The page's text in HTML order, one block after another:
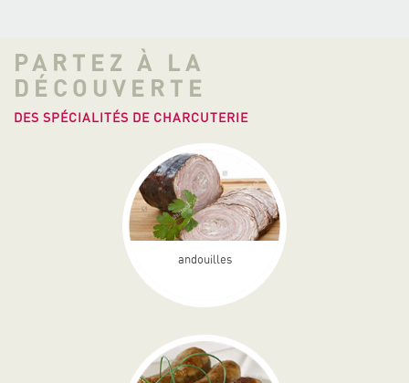
PARTEZ À LA
DÉCOUVERTE
DES SPÉCIALITÉS DE CHARCUTERIE
andouilles